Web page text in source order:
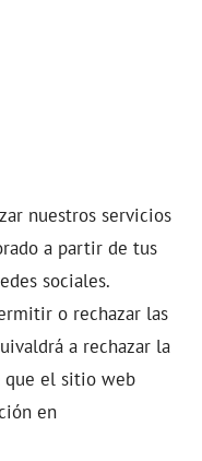
nuestros servicios
a partir de tus
sociales.
o rechazar las
a rechazar la
que el sitio web
en